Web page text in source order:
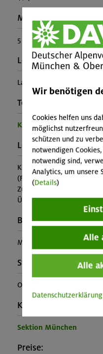
Maximale
5
Leiter*in:
Laura Katzmann,
Teilprogramm:
Kinder- und
Leistung:
Kursbetreuung,
(Falls nicht in den
Zusatzkosten für z.B. An-
Übernachtung oder
Buchungscode:
MUC-26-0643
Stützpunkt:
Oberlandhütte
Kontakt Veranstalter:
Sektion München
Preise:
Wir benötigen
Cookies helfen uns
möglichst
schützen und zu
notwendigen
notwendig sind,
Analytics, um unsere
(Details)
Alle
Alle
Datenschutzerklärung